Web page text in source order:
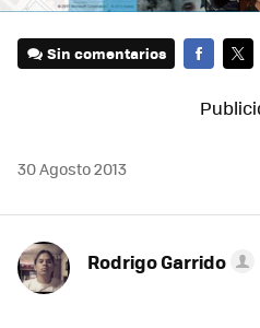
Sin comentarios
30 Agosto 2013
Rodrigo Garrido